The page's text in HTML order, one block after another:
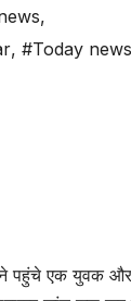
,
, #Today news
पहुंचे एक युवक